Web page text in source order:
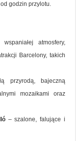
godzin przylotu.
atmosfery,
Barcelony, takich
przyrodą, bajeczną
mozaikami oraz
– szalone, falujące i